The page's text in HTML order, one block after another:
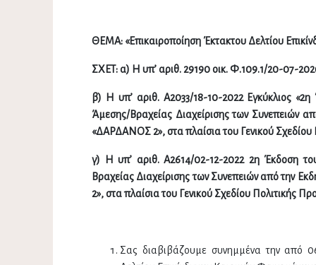
ΘΕΜΑ: «Επικαιροποίηση Έκτακτου Δελτίου
ΣΧΕΤ: α) Η υπ’ αριθ. 29190 οικ. Φ.109.1/20-07-
β) Η υπ’ αριθ. A2033/18-10-2022 Εγκύκλιος
Άμεσης/Βραχείας Διαχείρισης των Συνεπειών
«ΔΑΡΔΑΝΟΣ 2», στα πλαίσια του Γενικού Σχεδίου
γ) Η υπ’ αριθ. Α2614/02-12-2022 2η Έκδοση
Βραχείας Διαχείρισης των Συνεπειών από την
2», στα πλαίσια του Γενικού Σχεδίου Πολιτικής
Σας διαβιβάζουμε συνημμένα την από